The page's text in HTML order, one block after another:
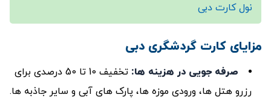
نول کارت دبی
مزایای کارت گردشگری دبی
صرفه ‌جویی در هزینه ‌ها:
تخفیف 10 تا 50 درصدی برای
رزرو هتل‌ ها، ورودی موزه‌ ها، پارک‌ های آبی و سایر جاذبه‌ ها.